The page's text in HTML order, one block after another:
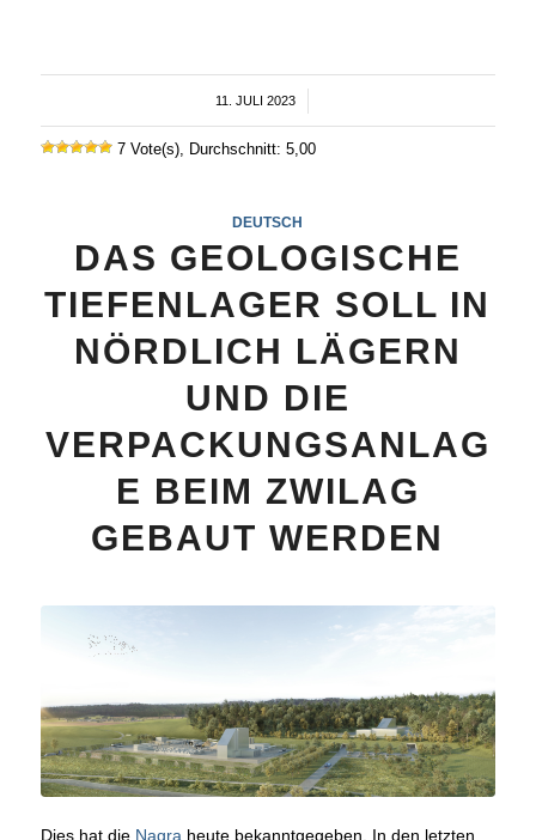
11. JULI 2023
7 Vote(s), Durchschnitt: 5,00
DEUTSCH
DAS GEOLOGISCHE
TIEFENLAGER SOLL IN
NÖRDLICH LÄGERN
UND DIE
VERPACKUNGSANLAG
E BEIM ZWILAG
GEBAUT WERDEN
Dies hat die Nagraheute bekanntgegeben. In den letzten